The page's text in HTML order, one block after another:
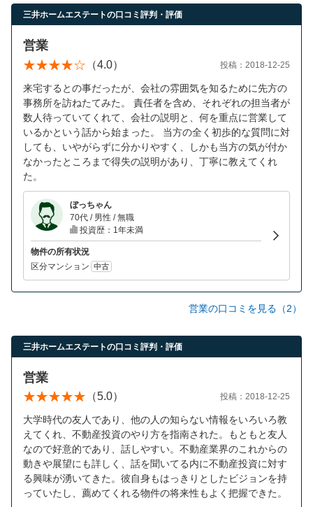
三井ホームエステートの口コミ評判・評価
営業
（4.0） 投稿：2018-12-25
来宅するとの事だったが、会社の雰囲気を知るために先方の
事務所を訪ねたてみた。 責任者を含め、それぞれの担当者が
数人待っていてくれて、会社の説明と、何を重点に営業して
いるかという話から始まった。 当方の全く初歩的な質問に対
しても、いやがらずに分かりやすく、しかも当方の気が付か
なかったところまで得失の説明があり、丁寧に教えてくれ
た。
ぼっちゃん
70代 / 男性 / 無職
投資歴：1年未満
物件の所有状況
区分マンション 中古
営業の口コミを見る（2）
三井ホームエステートの口コミ評判・評価
営業
（5.0） 投稿：2018-12-25
大学時代の友人であり、他の人の知らない情報をいろいろ教
えてくれ、不動産投資のやり方を指南された。もともと友人
なので好意的であり、話しやすい。不動産業界のこれからの
動きや展望にも詳しく、話を聞いてる内に不動産投資に対す
る興味が湧いてきた。彼自身もはっきりとしたビジョンを持
っていたし、薦めてくれる物件の将来性もよく把握できた。